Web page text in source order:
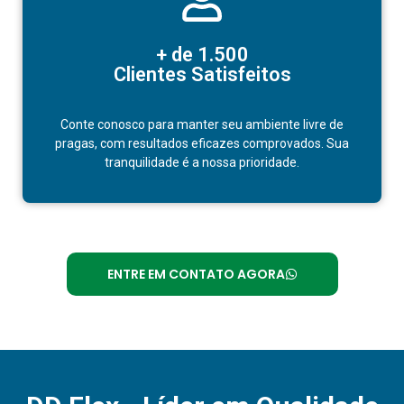
+ de 1.500
Clientes Satisfeitos
Conte conosco para manter seu ambiente livre de
pragas, com resultados eficazes comprovados. Sua
tranquilidade é a nossa prioridade.
ENTRE EM CONTATO AGORA